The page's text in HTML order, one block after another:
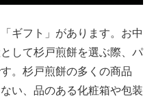
ギフト」があります。お中
して杉戸煎餅を選ぶ際、パ
。杉戸煎餅の多くの商品
い、品のある化粧箱や包装